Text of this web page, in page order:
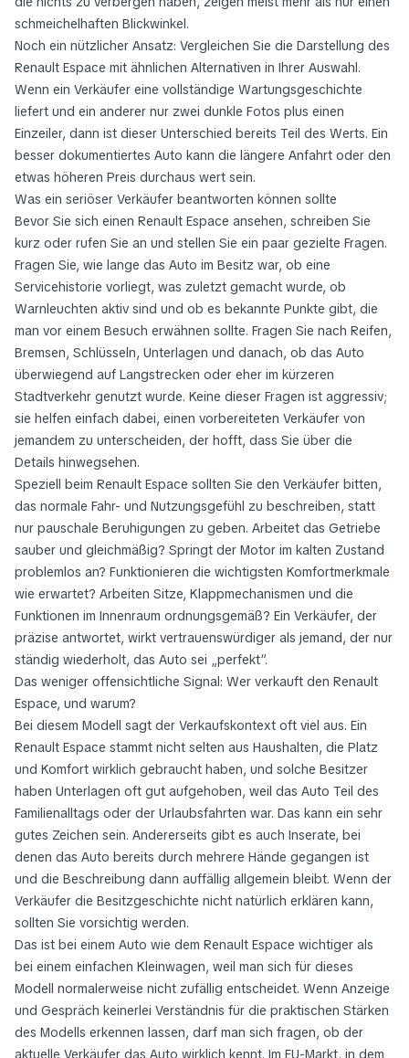
schmeichelhaften Blickwinkel.
Noch ein nützlicher Ansatz: Vergleichen Sie die Darstellung des
Renault Espace mit ähnlichen Alternativen in Ihrer Auswahl.
Wenn ein Verkäufer eine vollständige Wartungsgeschichte
liefert und ein anderer nur zwei dunkle Fotos plus einen
Einzeiler, dann ist dieser Unterschied bereits Teil des Werts. Ein
besser dokumentiertes Auto kann die längere Anfahrt oder den
etwas höheren Preis durchaus wert sein.
Was ein seriöser Verkäufer beantworten können sollte
Bevor Sie sich einen Renault Espace ansehen, schreiben Sie
kurz oder rufen Sie an und stellen Sie ein paar gezielte Fragen.
Fragen Sie, wie lange das Auto im Besitz war, ob eine
Servicehistorie vorliegt, was zuletzt gemacht wurde, ob
Warnleuchten aktiv sind und ob es bekannte Punkte gibt, die
man vor einem Besuch erwähnen sollte. Fragen Sie nach Reifen,
Bremsen, Schlüsseln, Unterlagen und danach, ob das Auto
überwiegend auf Langstrecken oder eher im kürzeren
Stadtverkehr genutzt wurde. Keine dieser Fragen ist aggressiv;
sie helfen einfach dabei, einen vorbereiteten Verkäufer von
jemandem zu unterscheiden, der hofft, dass Sie über die
Details hinwegsehen.
Speziell beim Renault Espace sollten Sie den Verkäufer bitten,
das normale Fahr- und Nutzungsgefühl zu beschreiben, statt
nur pauschale Beruhigungen zu geben. Arbeitet das Getriebe
sauber und gleichmäßig? Springt der Motor im kalten Zustand
problemlos an? Funktionieren die wichtigsten Komfortmerkmale
wie erwartet? Arbeiten Sitze, Klappmechanismen und die
Funktionen im Innenraum ordnungsgemäß? Ein Verkäufer, der
präzise antwortet, wirkt vertrauenswürdiger als jemand, der nur
ständig wiederholt, das Auto sei „perfekt“.
Das weniger offensichtliche Signal: Wer verkauft den Renault
Espace, und warum?
Bei diesem Modell sagt der Verkaufskontext oft viel aus. Ein
Renault Espace stammt nicht selten aus Haushalten, die Platz
und Komfort wirklich gebraucht haben, und solche Besitzer
haben Unterlagen oft gut aufgehoben, weil das Auto Teil des
Familienalltags oder der Urlaubsfahrten war. Das kann ein sehr
gutes Zeichen sein. Andererseits gibt es auch Inserate, bei
denen das Auto bereits durch mehrere Hände gegangen ist
und die Beschreibung dann auffällig allgemein bleibt. Wenn der
Verkäufer die Besitzgeschichte nicht natürlich erklären kann,
sollten Sie vorsichtig werden.
Das ist bei einem Auto wie dem Renault Espace wichtiger als
bei einem einfachen Kleinwagen, weil man sich für dieses
Modell normalerweise nicht zufällig entscheidet. Wenn Anzeige
und Gespräch keinerlei Verständnis für die praktischen Stärken
des Modells erkennen lassen, darf man sich fragen, ob der
aktuelle Verkäufer das Auto wirklich kennt. Im EU-Markt, in dem